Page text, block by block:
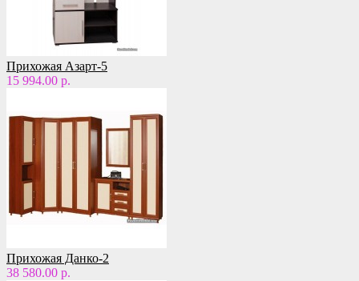
Прихожая Азарт-5
15 994.00 р.
Прихожая Данко-2
38 580.00 р.